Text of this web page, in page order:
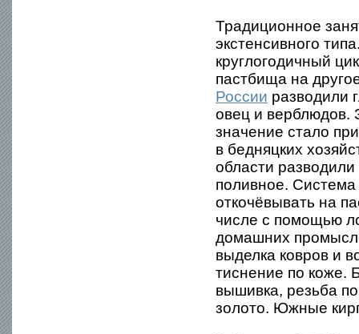
Традиционное
экстенсивного
круглогодичный
пастбища на
России разводили
овец и верблюдов.
значение стало
в бедняцких
области
поливное.
откочёвывать на
числе с помощью
домашних
выделка ковров и
тиснение по коже.
вышивка, резьба
золото. Южные